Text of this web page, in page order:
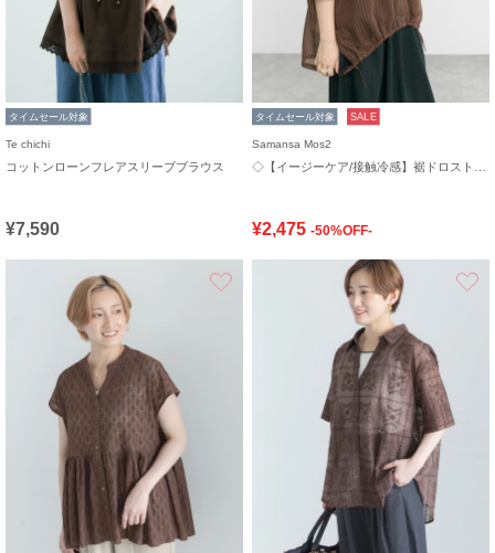
タイムセール対象
Te chichi
コットンローンフレアスリーブブラウス
¥7,590
タイムセール対象 SALE
Samansa Mos2
¥2,475 -50%OFF-